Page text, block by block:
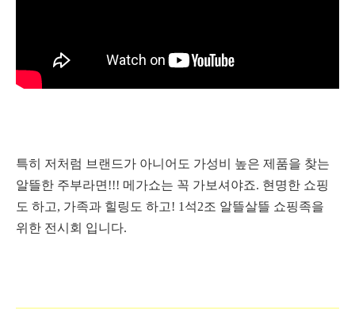
특히 저처럼 브랜드가 아니어도 가성비 높은 제품을 찾는
알뜰한 주부라면!!! 메가쇼는 꼭 가보셔야죠. 현명한 쇼핑
도 하고, 가족과 힐링도 하고! 1석2조 알뜰살뜰 쇼핑족을
위한 전시회 입니다.